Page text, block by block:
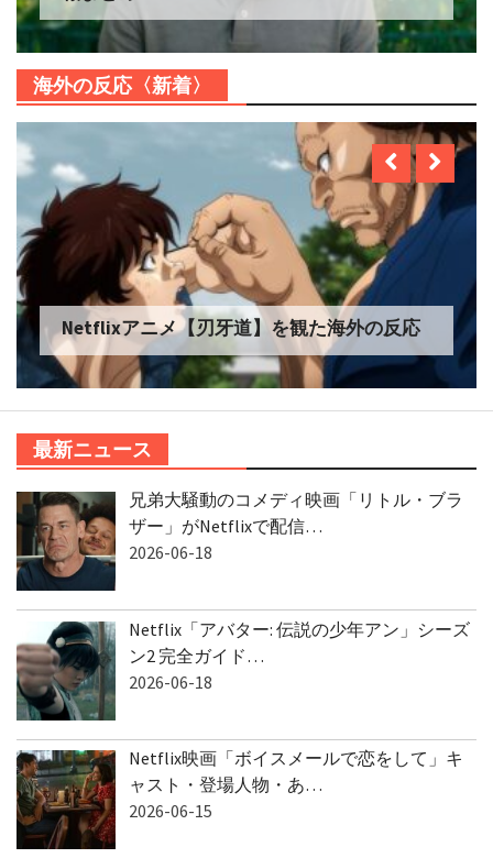
海外の反応〈新着〉
Netflixアニメ【刃牙道】を観た海外の反応
最新ニュース
兄弟大騒動のコメディ映画「リトル・ブラ
ザー」がNetflixで配信…
2026-06-18
Netflix「アバター: 伝説の少年アン」シーズ
ン2 完全ガイド…
2026-06-18
Netflix映画「ボイスメールで恋をして」キ
ャスト・登場人物・あ…
2026-06-15